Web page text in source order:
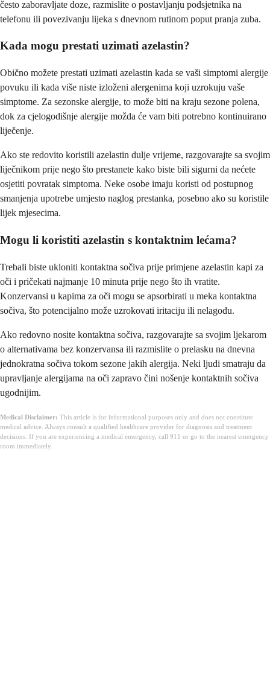
često zaboravljate doze, razmislite o postavljanju podsjetnika na
telefonu ili povezivanju lijeka s dnevnom rutinom poput pranja zuba.
Kada mogu prestati uzimati azelastin?
Obično možete prestati uzimati azelastin kada se vaši simptomi alergije
povuku ili kada više niste izloženi alergenima koji uzrokuju vaše
simptome. Za sezonske alergije, to može biti na kraju sezone polena,
dok za cjelogodišnje alergije možda će vam biti potrebno kontinuirano
liječenje.
Ako ste redovito koristili azelastin dulje vrijeme, razgovarajte sa svojim
liječnikom prije nego što prestanete kako biste bili sigurni da nećete
osjetiti povratak simptoma. Neke osobe imaju koristi od postupnog
smanjenja upotrebe umjesto naglog prestanka, posebno ako su koristile
lijek mjesecima.
Mogu li koristiti azelastin s kontaktnim lećama?
Trebali biste ukloniti kontaktna sočiva prije primjene azelastin kapi za
oči i pričekati najmanje 10 minuta prije nego što ih vratite.
Konzervansi u kapima za oči mogu se apsorbirati u meka kontaktna
sočiva, što potencijalno može uzrokovati iritaciju ili nelagodu.
Ako redovno nosite kontaktna sočiva, razgovarajte sa svojim ljekarom
o alternativama bez konzervansa ili razmislite o prelasku na dnevna
jednokratna sočiva tokom sezone jakih alergija. Neki ljudi smatraju da
upravljanje alergijama na oči zapravo čini nošenje kontaktnih sočiva
ugodnijim.
Medical Disclaimer: This article is for informational purposes only and does not constitute
medical advice. Always consult a qualified healthcare provider for diagnosis and treatment
decisions. If you are experiencing a medical emergency, call 911 or go to the nearest emergency
room immediately.